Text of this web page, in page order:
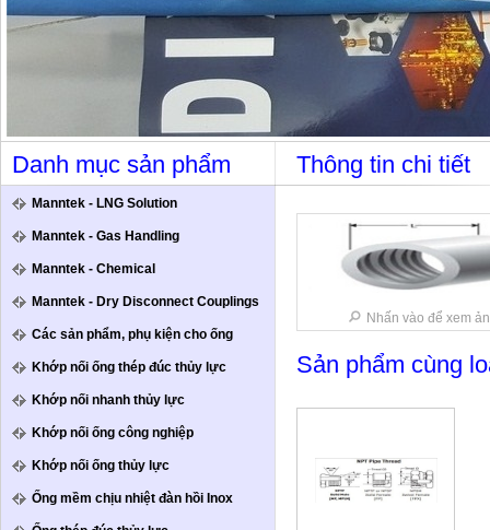
Danh mục sản phẩm
Manntek - LNG Solution
Manntek - Gas Handling
Manntek - Chemical
Manntek - Dry Disconnect Couplings
Các sản phẩm, phụ kiện cho ống
Khớp nối ống thép đúc thủy lực
Khớp nối nhanh thủy lực
Khớp nối ống công nghiệp
Khớp nối ống thủy lực
Ống mềm chịu nhiệt đàn hồi Inox
Thông tin chi tiết
Nhấn vào để xem
Sản phẩm cùng